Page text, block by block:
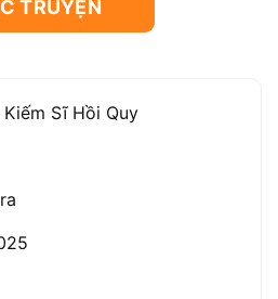
TRUYỆN
Sĩ Hồi Quy